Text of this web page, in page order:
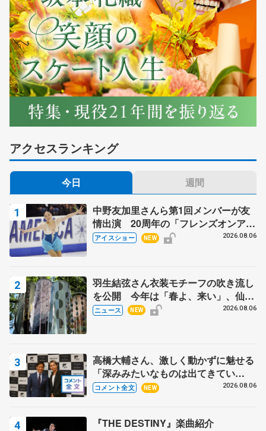
アクセスランキング
今日 週間
中野友加里さんら第1回メンバーが友
情出演 20周年の「フレンズオンアイ
ス」 宮本賢二さん、有川梨絵さん、
アイスショー NEW 2026.08.06
羽生結弦さん衣装モチーフの吹き流し
を公開 今年は「春よ、来い」、仙台
の瑞鳳殿
ニュース NEW 2026.08.06
高橋大輔さん、激しく動かずに魅せる
「深みみたいなものは出てきてい
る？」 〝兄さん〟と慕うレジェンド
コメント全文 NEW 2026.08.06
『THE DESTINY』楽曲紹介